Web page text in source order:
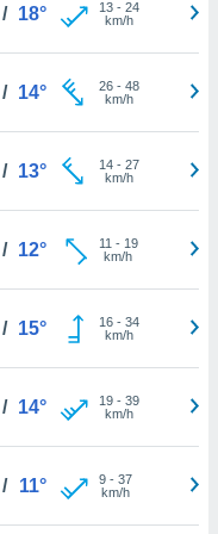
/ 18° 13- 24
km/h
/ 14° 26- 48
km/h
/ 13° 14- 27
km/h
/ 12° 11 - 19
km/h
/ 15° 16- 34
km/h
/ 14° 19- 39
km/h
/ 11° 9- 37
km/h